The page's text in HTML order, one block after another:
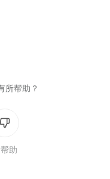
所帮助？
助